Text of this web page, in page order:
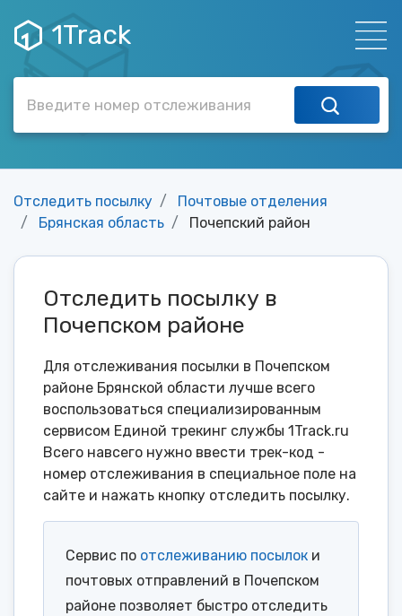
1Track
Отследить посылку
Почтовые отделения
Брянская область
Почепский район
Отследить посылку в
Почепском районе
Для отслеживания посылки в Почепском
районе Брянской области лучше всего
воспользоваться специализированным
сервисом Единой трекинг службы 1Track.ru
Всего навсего нужно ввести трек-код -
номер отслеживания в специальное поле на
сайте и нажать кнопку отследить посылку.
Сервис по отслеживанию посылок и
почтовых отправлений в Почепском
районе позволяет быстро отследить